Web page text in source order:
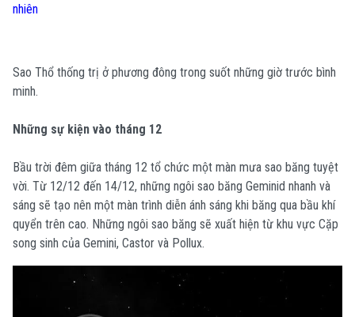
nhiên
Sao Thổ thống trị ở phương đông trong suốt những giờ trước bình
minh.
Những sự kiện vào tháng 12
Bầu trời đêm giữa tháng 12 tổ chức một màn mưa sao băng tuyệt
vời. Từ 12/12 đến 14/12, những ngôi sao băng Geminid nhanh và
sáng sẽ tạo nên một màn trình diễn ánh sáng khi băng qua bầu khí
quyển trên cao. Những ngôi sao băng sẽ xuất hiện từ khu vực Cặp
song sinh của Gemini, Castor và Pollux.